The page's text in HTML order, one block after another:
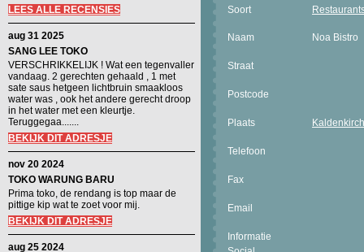
LEES ALLE RECENSIES
aug 31 2025
SANG LEE TOKO
VERSCHRIKKELIJK ! Wat een tegenvaller
vandaag. 2 gerechten gehaald , 1 met
sate saus hetgeen lichtbruin smaakloos
water was , ook het andere gerecht droop
in het water met een kleurtje.
Teruggegaa.......
BEKIJK DIT ADRESJE
nov 20 2024
TOKO WARUNG BARU
Prima toko, de rendang is top maar de
pittige kip wat te zoet voor mij.
BEKIJK DIT ADRESJE
aug 25 2024
Soort
Naam Noa Bistro
Straat
Postcode
Plaats
Telefoon
Fax
Email
Informatie